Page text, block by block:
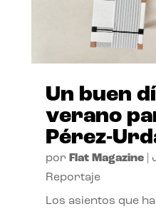
Un buen
verano
Pérez-
por Flat Magazine|
Reportaje
Los asientos que